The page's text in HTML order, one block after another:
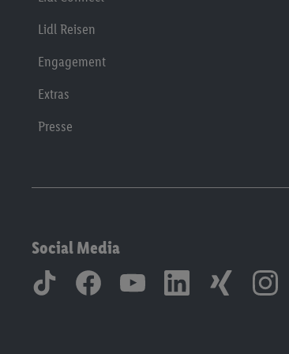
Lidl Reisen
Engagement
Extras
Presse
Social Media